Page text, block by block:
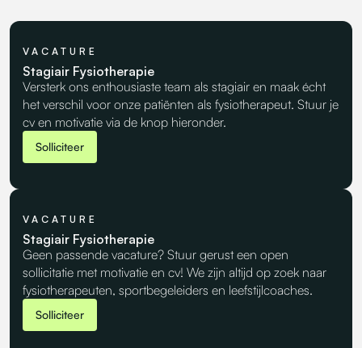
VACATURE
Stagiair Fysiotherapie
Versterk ons enthousiaste team als stagiair en maak écht
het verschil voor onze patiënten als fysiotherapeut. Stuur je
cv en motivatie via de knop hieronder.
Solliciteer
VACATURE
Stagiair Fysiotherapie
Geen passende vacature? Stuur gerust een open
sollicitatie met motivatie en cv! We zijn altijd op zoek naar
fysiotherapeuten, sportbegeleiders en leefstijlcoaches.
Solliciteer